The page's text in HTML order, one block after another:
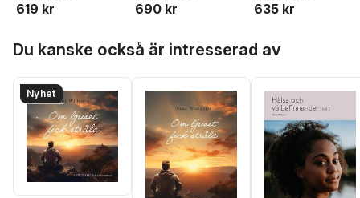
619 kr 690 kr 635 kr
Du kanske också är intresserad av
Nyhet